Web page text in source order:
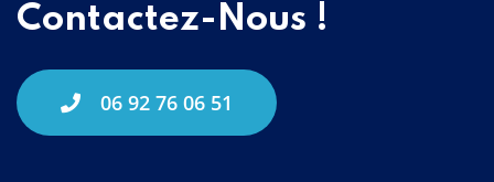
Contactez-Nous !
06 92 76 06 51